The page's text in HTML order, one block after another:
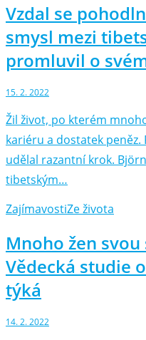
Vzdal se
smysl mezi
promluvil o
15. 2. 2022
Žil život, po kterém
kariéru a dostatek
udělal razantní krok.
tibetským…
ZajímavostiZe života
Mnoho žen
Vědecká studie
týká
14. 2. 2022